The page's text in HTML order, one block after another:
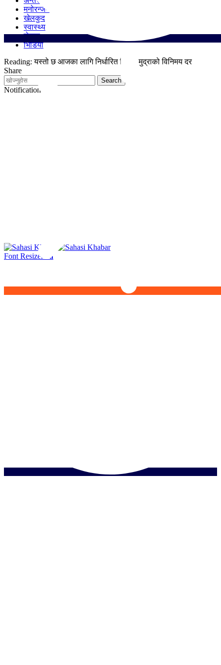
मनोरन्जन
खेलकुद
स्वास्थ्य
रोचक
भिडियो
Reading: यस्तो छ आजका लागि निर्धारित विदेशी मुद्राको विनिमय दर
Share
Notification
Font Resizer Aa